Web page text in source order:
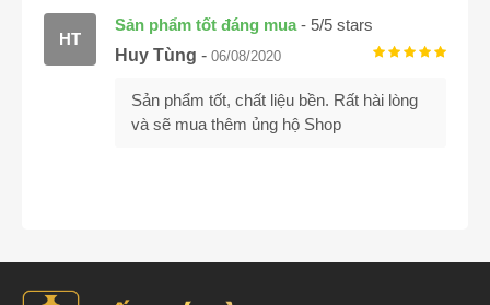
Sản phẩm tốt đáng mua- 5/5 stars
HT
Huy Tùng - 06/08/2020
Sản phẩm tốt, chất liệu bền. Rất hài lòng
và sẽ mua thêm ủng hộ Shop